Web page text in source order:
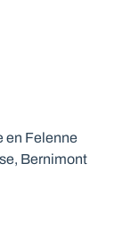
en Felenne
Bernimont